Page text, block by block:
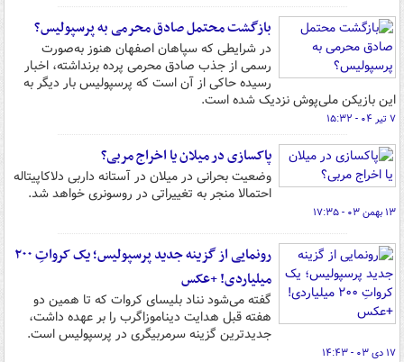
بازگشت محتمل صادق محرمی به پرسپولیس؟
در شرایطی که سپاهان اصفهان هنوز به‌صورت
رسمی از جذب صادق محرمی پرده برنداشته، اخبار
رسیده حاکی از آن است که پرسپولیس بار دیگر به
این بازیکن ملی‌پوش نزدیک شده است.
۷ تیر ۰۴ - ۱۵:۳۲
پاکسازی در میلان یا اخراج مربی؟
وضعیت بحرانی در میلان در آستانه داربی دلاکاپیتاله
احتمالا منجر به تغییراتی در روسونری خواهد شد.
۱۳ بهمن ۰۳ - ۱۷:۳۵
رونمایی از گزینه جدید پرسپولیس؛ یک کرواتِ ۲۰۰
میلیاردی! +عکس
گفته می‌شود نناد بلیسای کروات که تا همین دو
هفته قبل هدایت دیناموزاگرب را بر عهده داشت،
جدیدترین گزینه سرمربیگری در پرسپولیس است.
۱۷ دی ۰۳ - ۱۴:۴۳